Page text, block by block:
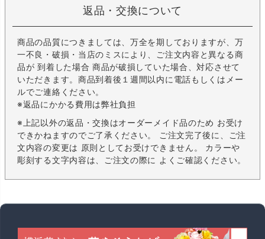
返品・交換について
商品の品質につきましては、万全を期しておりますが、万
一不良・破損・当店のミスにより、ご注文内容と異なる商
品が 到着した場合 商品が破損していた場合、対応させて
いただきます。商品到着後１週間以内に電話もしくはメー
ルでご連絡ください。
※返品にかかる費用は弊社負担
※上記以外の返品・交換はオーダーメイド品のため お受け
できかねますのでご了承ください。 ご注文完了後に、ご注
文内容の変更は 原則としてお受けできません。 カラーや
彫刻する文字内容は、ご注文の際に よくご確認ください。